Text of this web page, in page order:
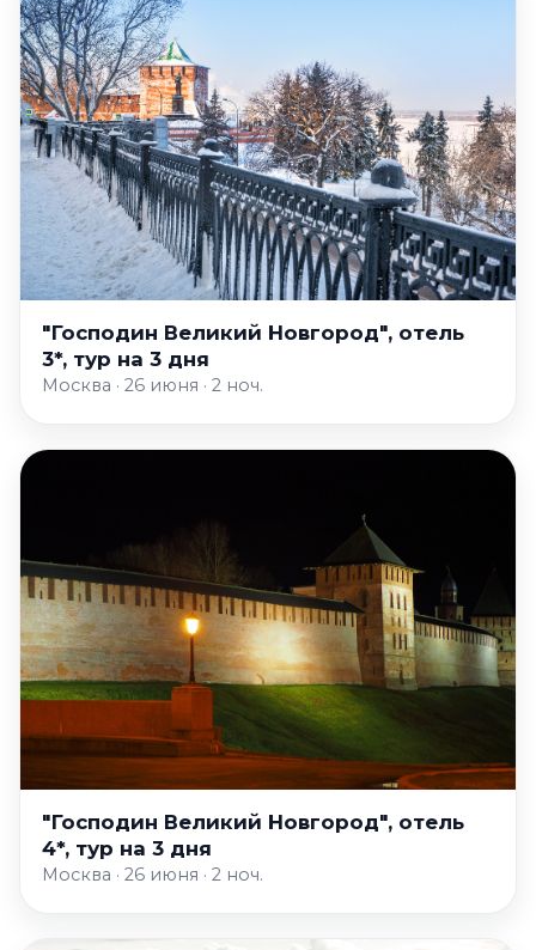
"Господин Великий Новгород", отель
3*, тур на 3 дня
Москва · 26 июня · 2 ноч.
"Господин Великий Новгород", отель
4*, тур на 3 дня
Москва · 26 июня · 2 ноч.